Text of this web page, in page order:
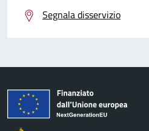
Segnala disservizio